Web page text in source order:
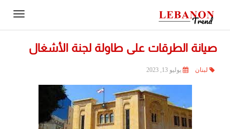
صيانة الطرقات على طاولة لجنة الأشغال
لبنان يوليو 13, 2023
Contact
Us